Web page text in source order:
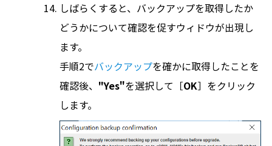
しばらくすると、バックアップを取得したか
どうかについて確認を促すウィドウが出現し
ます。
手順2でバックアップを確かに取得したことを
確認後、 "Yes"を選択して［OK］をクリック
します。